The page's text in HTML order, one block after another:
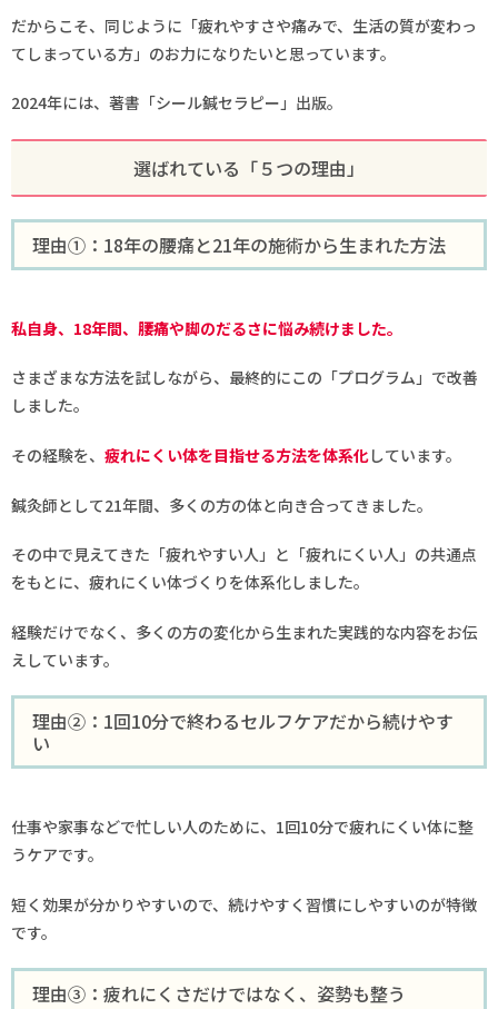
だからこそ、同じように「疲れやすさや痛みで、生活の質が変わっ
てしまっている方」のお力になりたいと思っています。
2024年には、著書「シール鍼セラピー」出版。
選ばれている「５つの理由」
理由①：18年の腰痛と21年の施術から生まれた方法
私自身、18年間、腰痛や脚のだるさに悩み続けました。
さまざまな方法を試しながら、最終的にこの「プログラム」で改善
しました。
その経験を、 疲れにくい体を目指せる方法を体系化しています。
鍼灸師として21年間、多くの方の体と向き合ってきました。
その中で見えてきた「疲れやすい人」と「疲れにくい人」の共通点
をもとに、疲れにくい体づくりを体系化しました。
経験だけでなく、多くの方の変化から生まれた実践的な内容をお伝
えしています。
理由②：1回10分で終わるセルフケアだから続けやす
い
仕事や家事などで忙しい人のために、1回10分で疲れにくい体に整
うケアです。
短く効果が分かりやすいので、続けやすく習慣にしやすいのが特徴
です。
理由③：疲れにくさだけではなく、姿勢も整う